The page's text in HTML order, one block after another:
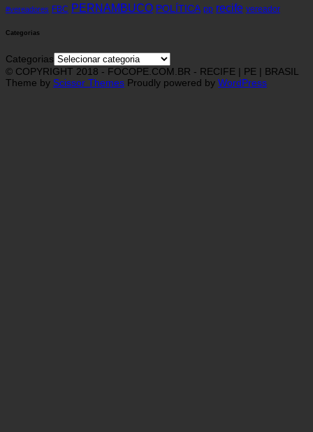
#vereadores FBC PERNAMBUCO POLÍTICA pp recife vereador
Categorias
Categorias
© COPYRIGHT 2018 - FOCOPE.COM.BR - RECIFE | PE | BRASIL
Theme by Scissor Themes Proudly powered by WordPress